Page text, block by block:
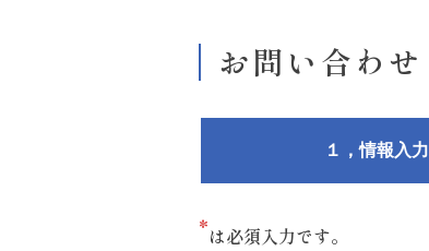
お問い合わせ
１，情報入力
*は必須入力です。